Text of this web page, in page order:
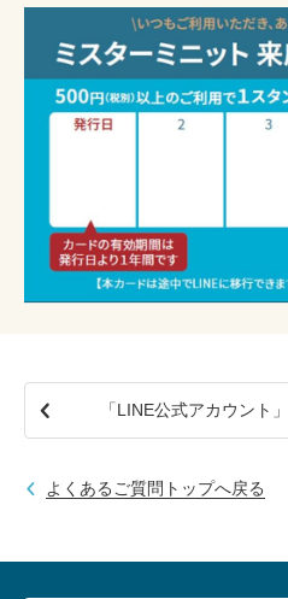
CLOSE
「LINE公式アカウント
よくあるご質問トップへ戻る